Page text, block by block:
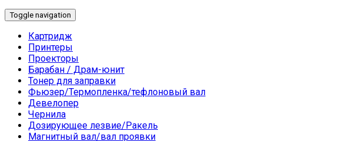
Toggle navigation
Картридж
Принтеры
Проекторы
Барабан / Драм-юнит
Тонер для заправки
Фьюзер/Термопленка/тефлоновый вал
Девелопер
Чернила
Дозирующее лезвие/Ракель
Магнитный вал/вал проявки